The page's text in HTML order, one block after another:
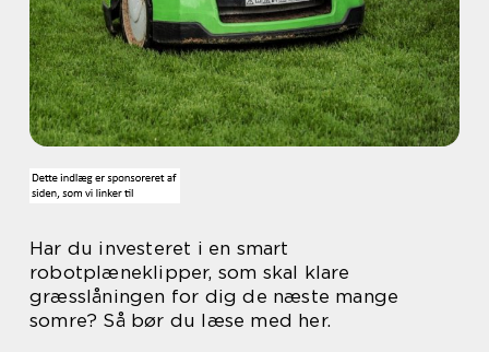
Har du investeret i en smart
robotplæneklipper, som skal klare
græsslåningen for dig de næste mange
somre? Så bør du læse med her.